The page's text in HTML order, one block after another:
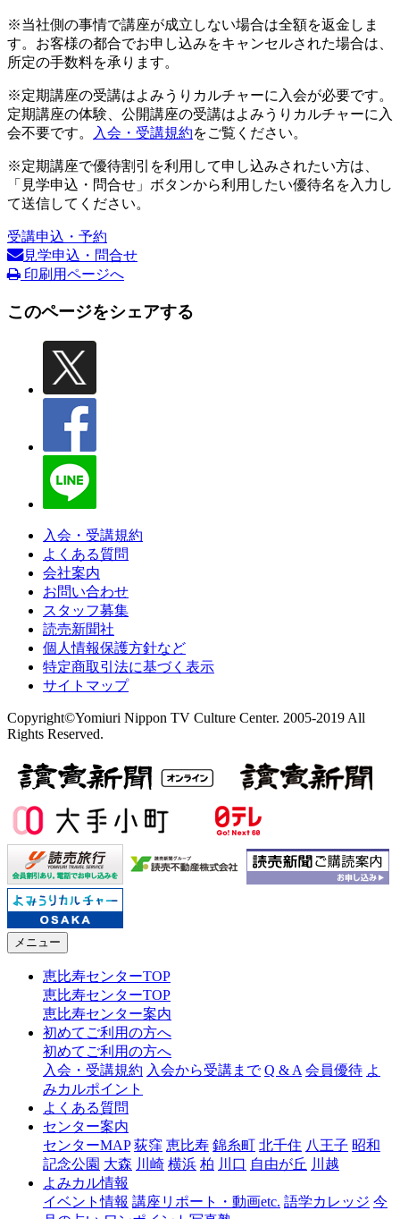
※当社側の事情で講座が成立しない場合は全額を返金しま
す。お客様の都合でお申し込みをキャンセルされた場合は、
所定の手数料を承ります。
※定期講座の受講はよみうりカルチャーに入会が必要です。
定期講座の体験、公開講座の受講はよみうりカルチャーに入
会不要です。
入会・受講規約をご覧ください。
※定期講座で優待割引を利用して申し込みされたい方は、
「見学申込・問合せ」ボタンから利用したい優待名を入力し
て送信してください。
受講申込・予約
見学申込・問合せ
印刷用ページへ
このページをシェアする
入会・受講規約
よくある質問
会社案内
お問い合わせ
スタッフ募集
読売新聞社
個人情報保護方針など
特定商取引法に基づく表示
サイトマップ
Copyright©Yomiuri Nippon TV Culture Center. 2005-2019 All
Rights Reserved.
メニュー
恵比寿センターTOP
恵比寿センターTOP
恵比寿センター案内
初めてご利用の方へ
初めてご利用の方へ
入会・受講規約 入会から受講まで Q & A 会員優待 よ
みカルポイント
よくある質問
センター案内
センターMAP 荻窪 恵比寿 錦糸町 北千住 八王子 昭和
記念公園 大森 川崎 横浜 柏 川口 自由が丘 川越
よみカル情報
イベント情報 講座リポート・動画etc. 語学カレッジ 今